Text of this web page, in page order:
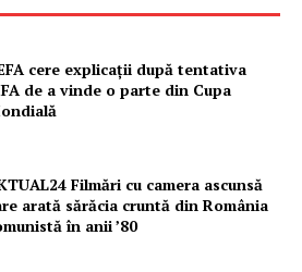
proiect
HOUSE ROMÂNIA
cere explicații după tentativa
de a vinde o parte din Cupa
Filmări cu camera ascunsă
arată sărăcia cruntă din România
în anii ’80